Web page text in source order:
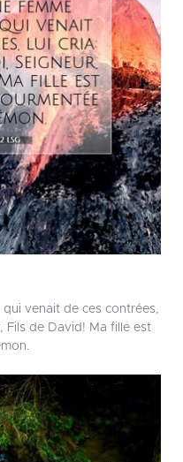
venait de ces contrées,
Fils de David! Ma fille est